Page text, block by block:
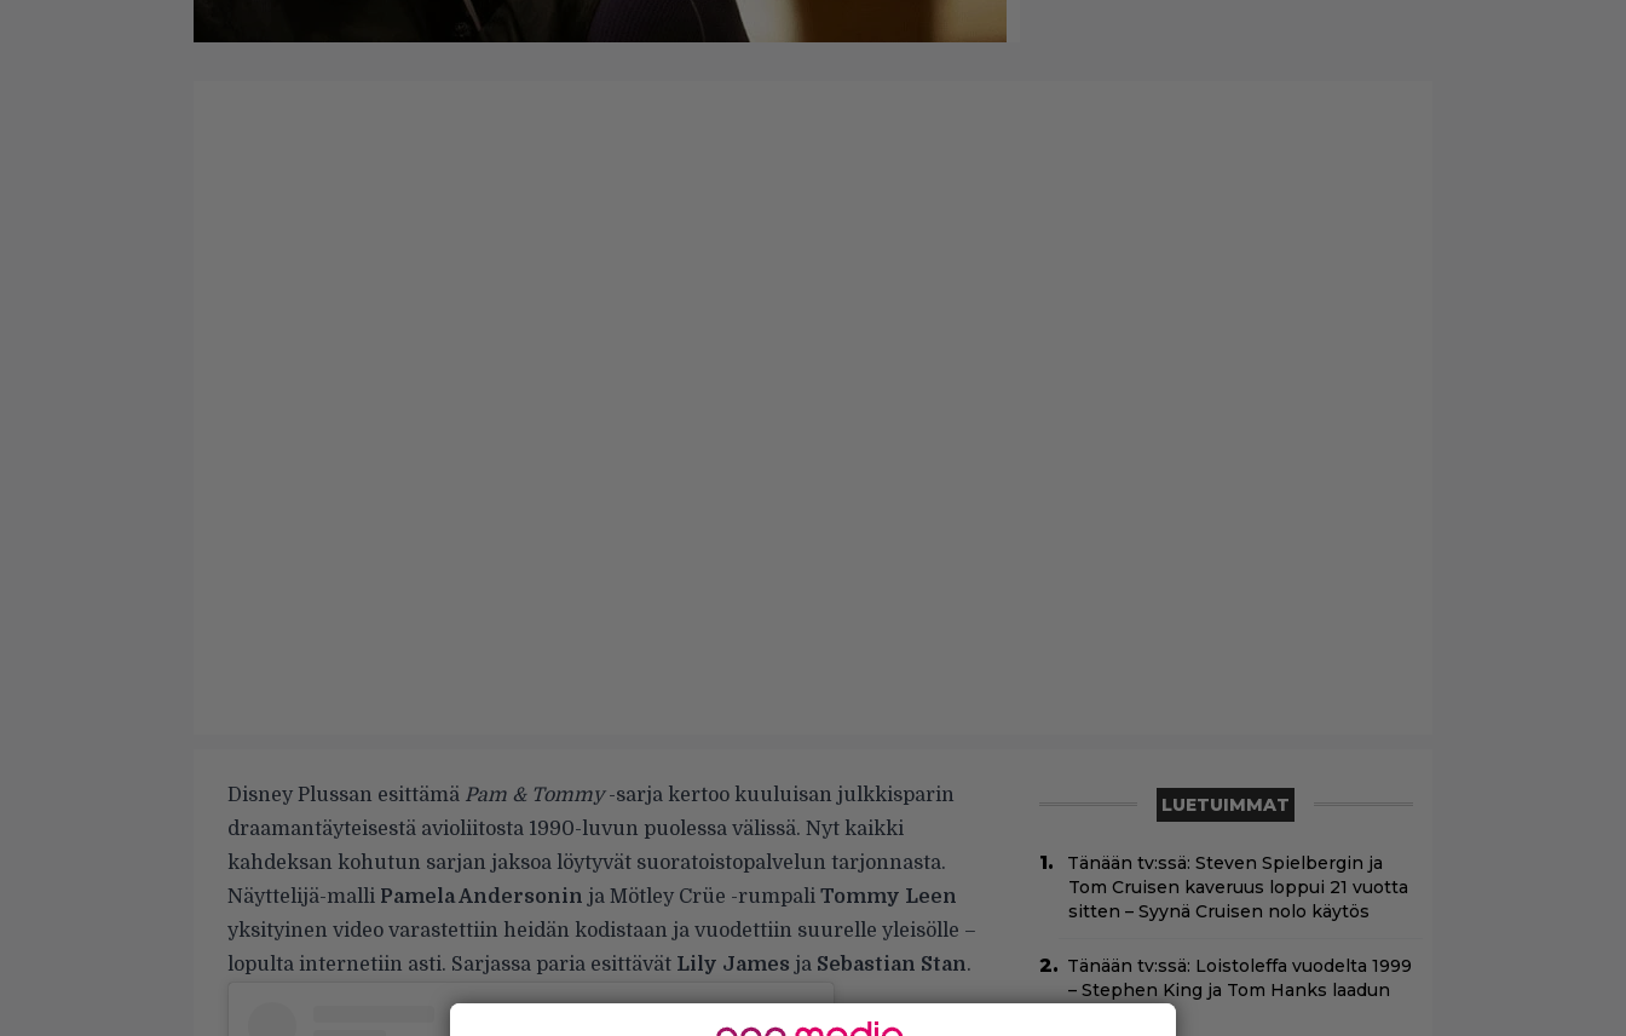
Disney Plussan esittämä Pam & Tommy-sarja kertoo kuuluisan julkkisparin
draamantäyteisestä avioliitosta 1990-luvun puolessa välissä. Nyt kaikki
kahdeksan kohutun sarjan jaksoa löytyvät suoratoistopalvelun tarjonnasta.
Näyttelijä-malli Pamela Andersonin ja Mötley Crüe -rumpali Tommy Leen
yksityinen video varastettiin heidän kodistaan ja vuodettiin suurelle yleisölle –
lopulta internetiin asti. Sarjassa paria esittävät Lily James ja Sebastian Stan.
LUETUIMMAT
Tänään tv:ssä: Steven Spielbergin ja
Tom Cruisen kaveruus loppui 21 vuotta
sitten – Syynä Cruisen nolo käytös
Tänään tv:ssä: Loistoleffa vuodelta 1999
– Stephen King ja Tom Hanks laadun